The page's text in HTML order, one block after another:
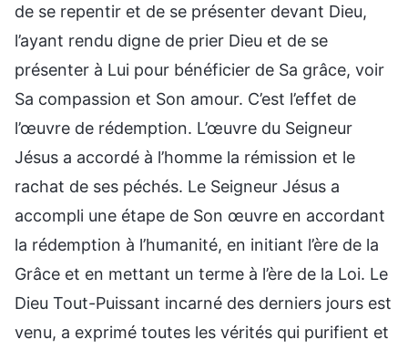
de se repentir et de se présenter devant Dieu,
l’ayant rendu digne de prier Dieu et de se
présenter à Lui pour bénéficier de Sa grâce, voir
Sa compassion et Son amour. C’est l’effet de
l’œuvre de rédemption. L’œuvre du Seigneur
Jésus a accordé à l’homme la rémission et le
rachat de ses péchés. Le Seigneur Jésus a
accompli une étape de Son œuvre en accordant
la rédemption à l’humanité, en initiant l’ère de la
Grâce et en mettant un terme à l’ère de la Loi. Le
Dieu Tout-Puissant incarné des derniers jours est
venu, a exprimé toutes les vérités qui purifient et